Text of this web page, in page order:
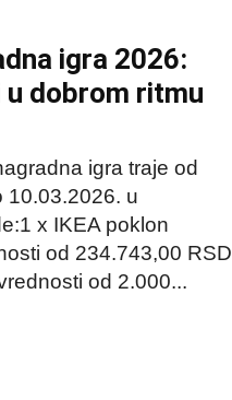
igra 2026:
u dobrom ritmu
igra traje od
10.03.2026. u
x IKEA poklon
od 234.743,00 RSD
od 2.000...